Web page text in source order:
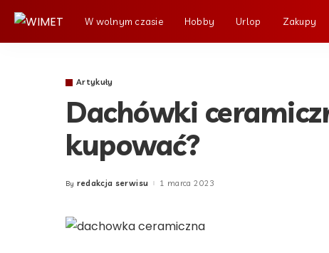
W wolnym czasie Hobby Urlop Zakupy
Artykuły
Dachówki
kupować?
Posted
By redakcja serwisu 1 marca 2023